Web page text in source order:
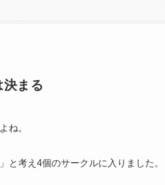
まる
ね。
と考え4個のサークルに入りました。